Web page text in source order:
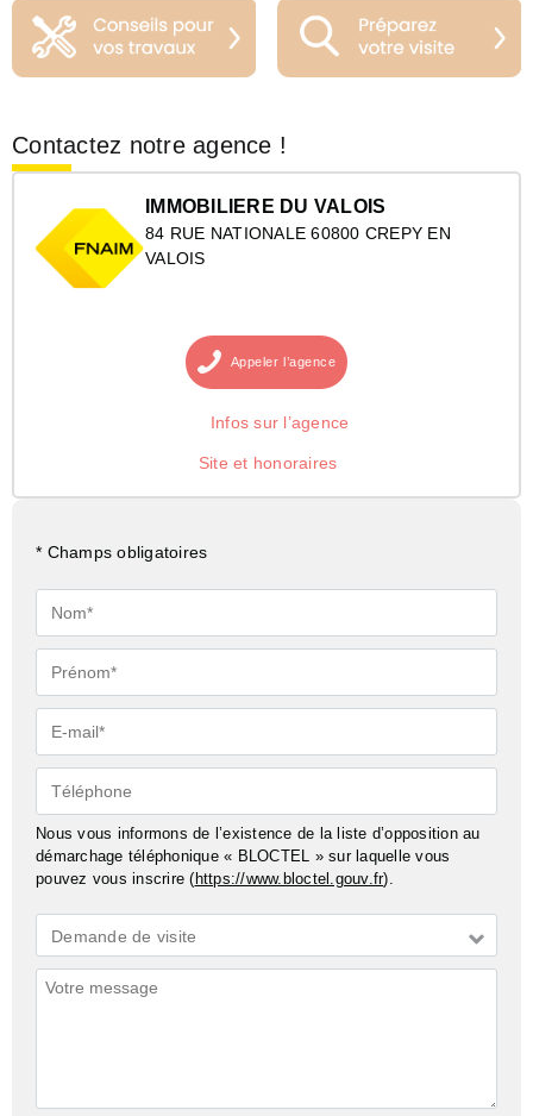
Contactez notre agence !
IMMOBILIERE DU VALOIS
84 RUE NATIONALE 60800 CREPY EN
VALOIS
Appeler l’agence
Infos sur l’agence
Site et honoraires
* Champs obligatoires
Nom*
Prénom*
E-
mail*
Téléphone
Nous vous informons de l’existence de la liste d’opposition au
démarchage téléphonique « BLOCTEL » sur laquelle vous
pouvez vous inscrire ( https://www.bloctel.gouv.fr).
Demande
*
Demande de visite
Commentaires